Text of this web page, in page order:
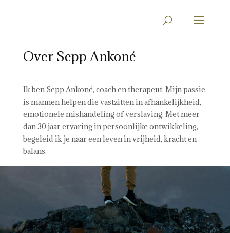
Over Sepp Ankoné
Ik ben Sepp Ankoné, coach en therapeut. Mijn passie
is mannen helpen die vastzitten in afhankelijkheid,
emotionele mishandeling of verslaving. Met meer
dan 30 jaar ervaring in persoonlijke ontwikkeling,
begeleid ik je naar een leven in vrijheid, kracht en
balans.